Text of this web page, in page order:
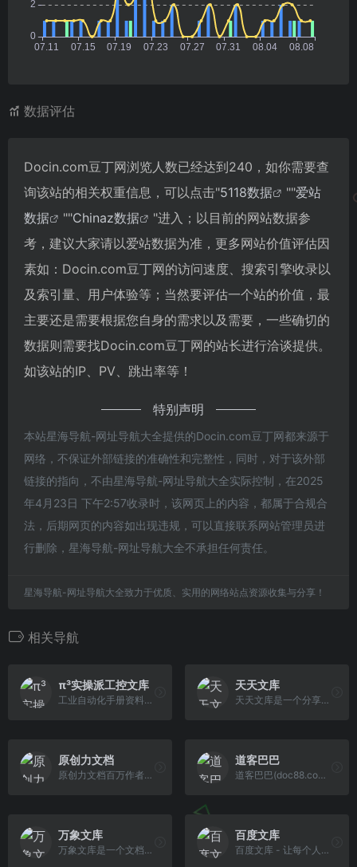
数据评估
Docin.com豆丁网浏览人数已经达到240，如你需要查
询该站的相关权重信息，可以点击"5118数据 ""爱站
数据
""Chinaz数据
"进入；以目前的网站数据参
考，建议大家请以爱站数据为准，更多网站价值评估因
素如：Docin.com豆丁网的访问速度、搜索引擎收录以
及索引量、用户体验等；当然要评估一个站的价值，最
主要还是需要根据您自身的需求以及需要，一些确切的
数据则需要找Docin.com豆丁网的站长进行洽谈提供。
如该站的IP、PV、跳出率等！
特别声明
本站星海导航-网址导航大全提供的Docin.com豆丁网都来源于
网络，不保证外部链接的准确性和完整性，同时，对于该外部
链接的指向，不由星海导航-网址导航大全实际控制，在2025
年4月23日 下午2:57收录时，该网页上的内容，都属于合规合
法，后期网页的内容如出现违规，可以直接联系网站管理员进
行删除，星海导航-网址导航大全不承担任何责任。
星海导航-网址导航大全致力于优质、实用的网络站点资源收集与分享！
相关导航
π³实操派工控文库
工业自动化手册资料文档，免费下载，最全的工控手册资料下载网站，就到"π³ 实操派"；到"π³ 实操派"，学PLC就是快！提供最全的工业自动化资料下载途径，提供汇川技术/西门子/三菱/欧姆龙/施耐德等厂家的PLC、变频器、伺服、机器人、HMI等手册下载。最全的汇川技术产品手册资料下载，汇川SV660N伺服、汇川H5U、汇川Easy系列PLC、汇川中大型PLC手册资料下载，汇川机器人下载；最全的西门子产品手册下载，手册文档资料免费下载；最全的三菱产品手册下载，资料文档免费下载；最全ABB产品资料手册下载；最全施耐德产品资料手册下载；最全欧姆龙产品手册资料下载PLC编程软件下载就到派立方-实操派，下载中心为您免费提供PLC编程软件下载、三菱PLC编程软件下载、西门子PLC编程软件下载、欧姆龙PLC编程软件下载等软件下载服务，PLC编程软件下载安装学习一站搞定！ ,苏州派立方科技有限公司官网-实操派教育科技
天天文库
天天文库是一个分享有价值文档的网站，专注于学术论文、行业资料、工程资料、应用文档、教育资料、PPT等资源文档。盖晗了：毕业论文、大学论文，行业 规范标准报告，还有关于工程资料以及建造师资格考试试题，更有高校、中小学教师备课资料，文秘写作文档范文，各类的办公PPT模板等资源下载！
原创力文档
原创力文档百万作者已分享上传上亿文档，内容涵盖国内外标准规范/工作总结/事务文书/说明文书/规章制度/统计图表/产品手册/演讲致辞/通知申请书/工作 计划/资产评估/会计自学/活动策划等学习类、工作类文档资料，为用户提供优质的下载及知识服务
道客巴巴
道客巴巴(doc88.com)是一个在线文档分享平台。你可以上传学术论文,研究报告,行业标准,课后答案,教学课件,工作总结,作文等电子文档，可以自由交换文档 ，还可以分享最新的行业资讯。
万象文库
万象文库是一个文档上传分享网站，拥有数万作者上传的教育资源、办公实用文档、行业资源、工作总结等涵盖了各个领域的文档资料，并提供各行各业学习资讯给大家学习参考。
百度文库
百度文库 - 让每个人平等地提升自我